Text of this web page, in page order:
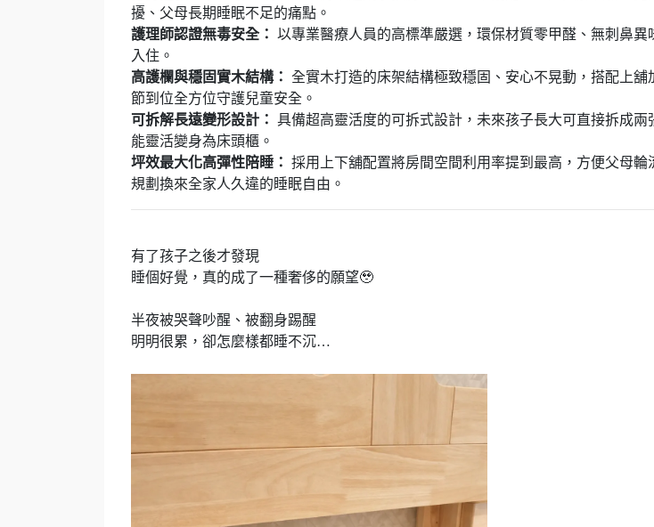
擾、父母長期睡眠不足的痛點。
護理師認證無毒安全： 以專業醫療人員的高標準嚴選，環保材質零甲醛、無刺鼻異
入住。
高護欄與穩固實木結構： 全實木打造的床架結構極致穩固、安心不晃動，搭配上舖
節到位全方位守護兒童安全。
可拆解長遠變形設計： 具備超高靈活度的可拆式設計，未來孩子長大可直接拆成兩
能靈活變身為床頭櫃。
坪效最大化高彈性陪睡： 採用上下舖配置將房間空間利用率提到最高，方便父母輪
規劃換來全家人久違的睡眠自由。
有了孩子之後才發現
睡個好覺，真的成了一種奢侈的願望🥹
半夜被哭聲吵醒、被翻身踢醒
明明很累，卻怎麼樣都睡不沉…